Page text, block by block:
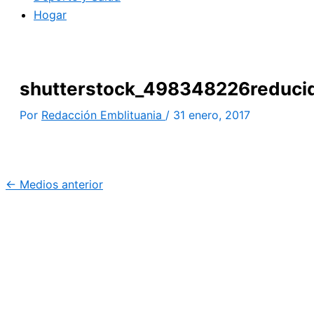
Hogar
Por Redacción Emblituania / 31 enero, 2017
← Medios anterior